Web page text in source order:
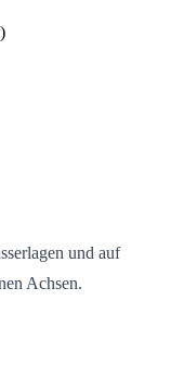
und auf
Achsen.